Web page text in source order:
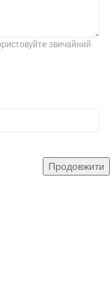
звичайний
Продовжити